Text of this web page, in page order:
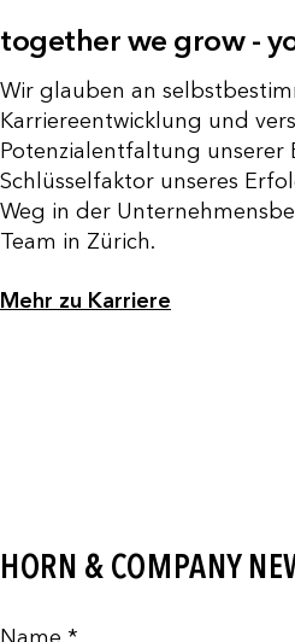
together we grow -
Wir glauben an
Karriereentwicklung und
Potenzialentfaltung unserer
Schlüsselfaktor unseres
Weg in der
Team in Zürich.
Mehr zu Karriere
HORN & COMPANY